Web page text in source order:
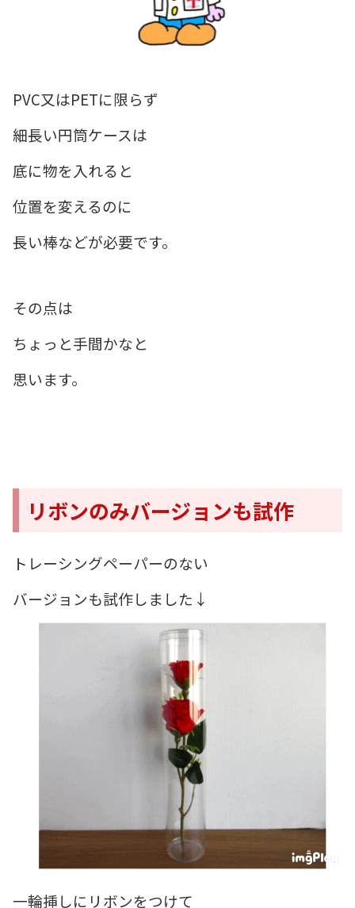
PVC又はPETに限らず
細長い円筒ケースは
底に物を入れると
位置を変えるのに
長い棒などが必要です。
その点は
ちょっと手間かなと
思います。
リボンのみバージョンも試作
トレーシングペーパーのない
バージョンも試作しました↓
一輪挿しにリボンをつけて